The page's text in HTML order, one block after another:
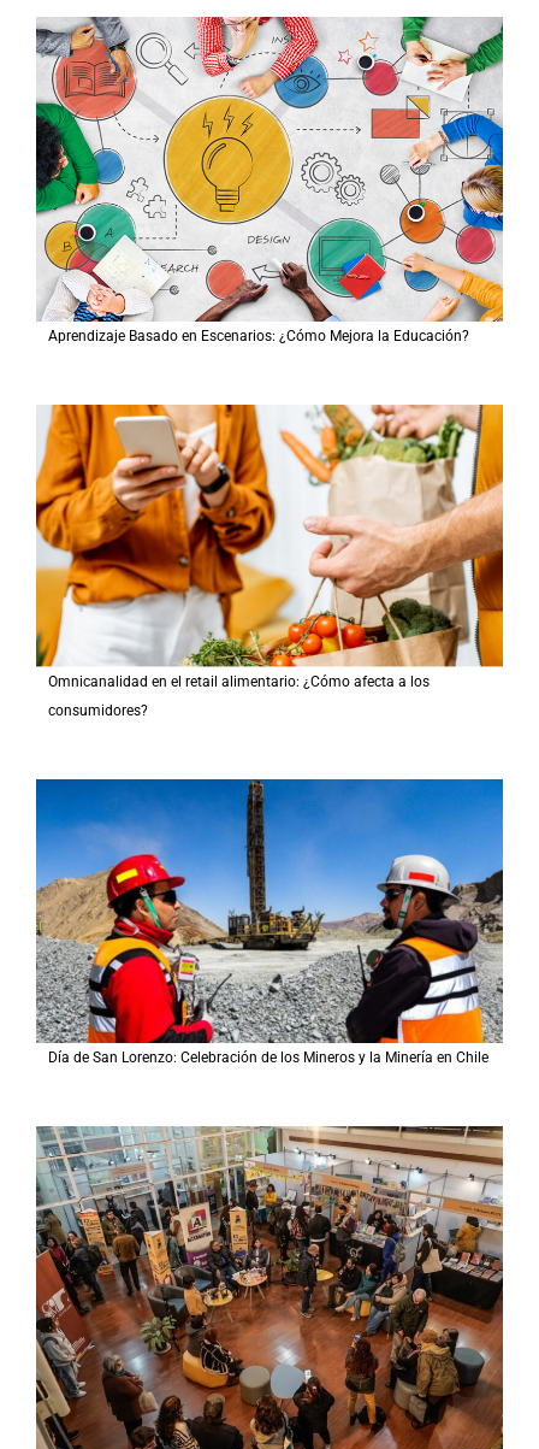
Aprendizaje Basado en Escenarios: ¿Cómo Mejora la Educación?
Omnicanalidad en el retail alimentario: ¿Cómo afecta a los
consumidores?
Día de San Lorenzo: Celebración de los Mineros y la Minería en Chile